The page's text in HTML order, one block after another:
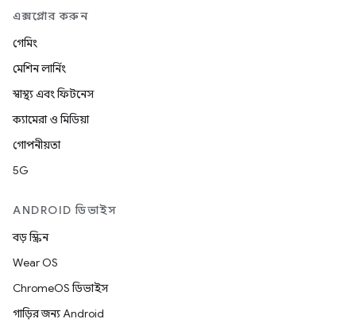
এক্সপ্লোর করুন
গেমিং
মেশিন লার্নিং
স্বাস্থ্য এবং ফিটনেস
ক্যামেরা ও মিডিয়া
গোপনীয়তা
5G
ANDROID ডিভাইস
বড় স্ক্রিন
Wear OS
ChromeOS ডিভাইস
গাড়ির জন্য Android